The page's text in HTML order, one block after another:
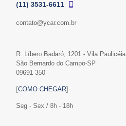
(11) 3531-6611
contato@ycar.com.br
R. Líbero Badaró, 1201 - Vila Paulicéia
São Bernardo do Campo-SP
09691-350
[COMO CHEGAR]
Seg - Sex / 8h - 18h